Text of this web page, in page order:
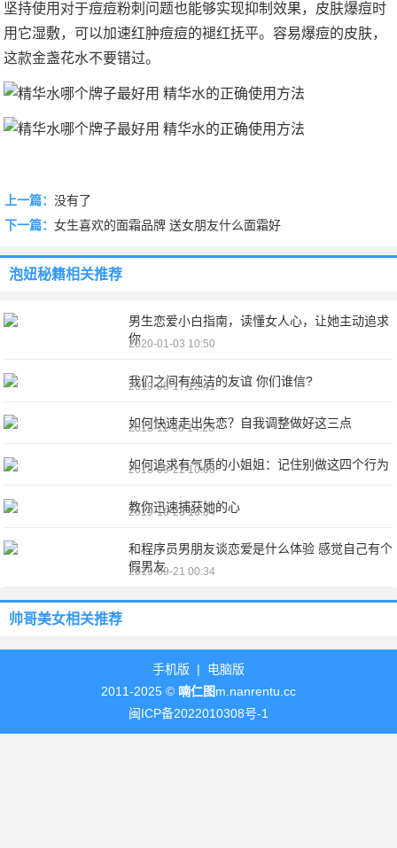
坚持使用对于痘痘粉刺问题也能够实现抑制效果，皮肤爆痘时
用它湿敷，可以加速红肿痘痘的褪红抚平。容易爆痘的皮肤，
这款金盏花水不要错过。
上一篇： 没有了
下一篇： 女生喜欢的面霜品牌 送女朋友什么面霜好
泡妞秘籍相关推荐
男生恋爱小白指南，读懂女人心，让她主动追求
你
2020-01-03 10:50
我们之间有纯洁的友谊 你们谁信?
2019-08-17 12:41
如何快速走出失恋？自我调整做好这三点
2018-11-30 14:28
如何追求有气质的小姐姐：记住别做这四个行为
2018-09-22 10:00
教你迅速捕获她的心
2019-10-23 13:34
和程序员男朋友谈恋爱是什么体验 感觉自己有个
假男友
2019-09-21 00:34
帅哥美女相关推荐
手机版 | 电脑版
2011-2025 © 喃仁图m.nanrentu.cc
闽ICP备2022010308号-1